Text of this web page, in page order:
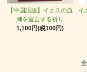
【中国語版】イエスの血
潮を宣言する祈り
1,100円(税100円)
イ
全